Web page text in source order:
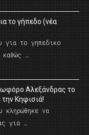
το γήπεδο (νέα
για το γηπεδικο
καθώς …
Αλεξάνδρας το
Κηφισιά!
κληρώθηκε να
για …